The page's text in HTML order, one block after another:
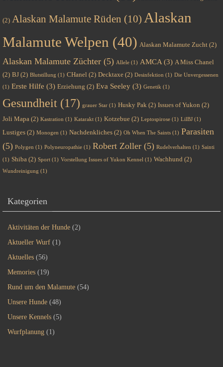
(2) Alaskan Malamute Rüden (10) Alaskan
Malamute Welpen (40) Alaskan Malamute Zucht (2)
Alaskan Malamute Züchter (5) Allele (1) AMCA (3) A Miss Chanel
(2) BJ (2) Blutstillung (1) CHanel (2) Decktaxe (2) Desinfektion (1) Die Unvergessenen
(1) Erste Hilfe (3) Erziehung (2) Eva Seeley (3) Genetik (1)
Gesundheit (17) grauer Star (1) Husky Pak (2) Issues of Yukon (2)
Joli Mapa (2) Kastration (1) Katarakt (1) Kotzebue (2) Leptospirose (1) LilBJ (1)
Lustiges (2) Monogen (1) Nachdenkliches (2) Oh When The Saints (1) Parasiten
(5) Polygen (1) Polyneuropathie (1) Robert Zoller (5) Rudelverhalten (1) Sainti
(1) Shiba (2) Sport (1) Vorstellung Issues of Yukon Kennel (1) Wachhund (2)
Wundreinigung (1)
Kategorien
Aktivitäten der Hunde (2)
Aktueller Wurf (1)
Aktuelles (56)
Memories (19)
Rund um den Malamute (54)
Unsere Hunde (48)
Unsere Kennels (5)
Wurfplanung (1)